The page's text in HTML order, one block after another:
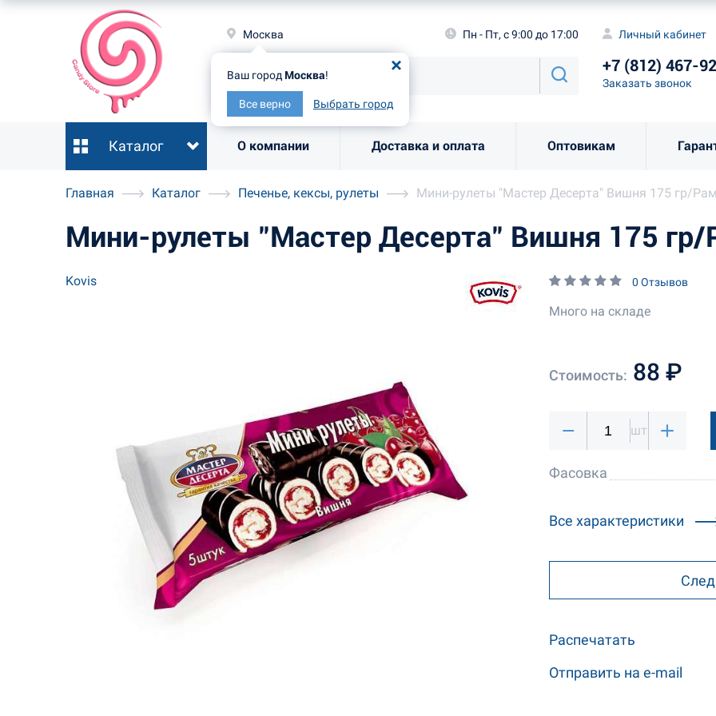
Москва
Ваш город Москва!
Все верно Выбрать город
Пн - Пт, с 9:00 до 17:00 Личный кабинет
+7 (812) 467-
Заказать звонок
Каталог О компании Доставка и оплата Оптовикам
Ваш городМосква
Все верно
Заказать
Главная Каталог Печенье, кексы, рулеты Мини-рулеты "Мастер Десерта" Вишня 175 гр/
Мини-рулеты "Мастер Десерта" Вишня 175
Kovis 0 Отзывов
Много на складе
Стоимость: 88 ₽
шт
Фасовка
Все характеристики
Распечатать
Отправить на e-mail